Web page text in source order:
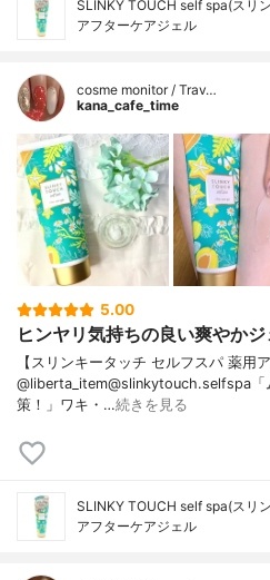
SLINKY TOUCH self spa(スリ
アフターケアジェル
cosme monitor / Trav…
kana_cafe_time
5.00
ヒンヤリ気持ちの良い爽やか
【スリンキータッチ セルフスパ 薬用
@liberta_item@slinkytouch.selfspa「
策！」ワキ・…続きを見る
SLINKY TOUCH self spa(スリ
アフターケアジェル